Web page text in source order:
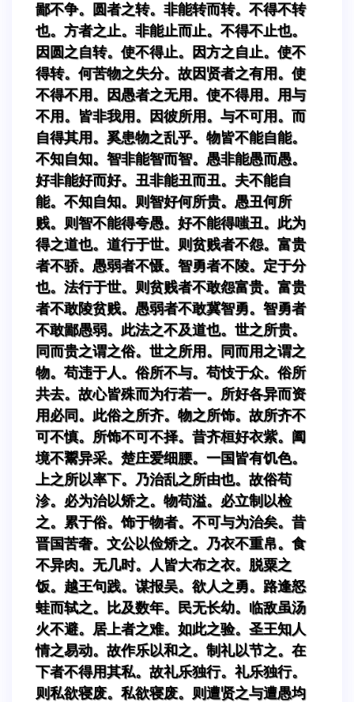
鄙不争。圆者之转。非能转而转。不得不转
也。方者之止。非能止而止。不得不止也。
因圆之自转。使不得止。因方之自止。使不
得转。何苦物之失分。故因贤者之有用。使
不得不用。因愚者之无用。使不得用。用与
不用。皆非我用。因彼所用。与不可用。而
自得其用。奚患物之乱乎。物皆不能自能。
不知自知。智非能智而智。愚非能愚而愚。
好非能好而好。丑非能丑而丑。夫不能自
能。不知自知。则智好何所贵。愚丑何所
贱。则智不能得夸愚。好不能得嗤丑。此为
得之道也。道行于世。则贫贱者不怨。富贵
者不骄。愚弱者不慑。智勇者不陵。定于分
也。法行于世。则贫贱者不敢怨富贵。富贵
者不敢陵贫贱。愚弱者不敢冀智勇。智勇者
不敢鄙愚弱。此法之不及道也。世之所贵。
同而贵之谓之俗。世之所用。同而用之谓之
物。苟违于人。俗所不与。苟忮于众。俗所
共去。故心皆殊而为行若一。所好各异而资
用必同。此俗之所齐。物之所饰。故所齐不
可不慎。所饰不可不择。昔齐桓好衣紫。阖
境不鬻异采。楚庄爱细腰。一国皆有饥色。
上之所以率下。乃治乱之所由也。故俗苟
沴。必为治以矫之。物苟溢。必立制以检
之。累于俗。饰于物者。不可与为治矣。昔
晋国苦奢。文公以俭矫之。乃衣不重帛。食
不异肉。无几时。人皆大布之衣。脱粟之
饭。越王句践。谋报吴。欲人之勇。路逢怒
蛙而轼之。比及数年。民无长幼。临敌虽汤
火不避。居上者之难。如此之验。圣王知人
情之易动。故作乐以和之。制礼以节之。在
下者不得用其私。故礼乐独行。礼乐独行。
则私欲寝废。私欲寝废。则遭贤之与遭愚均